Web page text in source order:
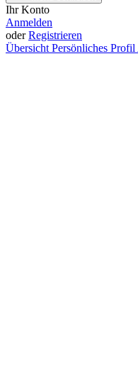
Ihr Konto
Anmelden
oderRegistrieren
Übersicht Persönliches Profil